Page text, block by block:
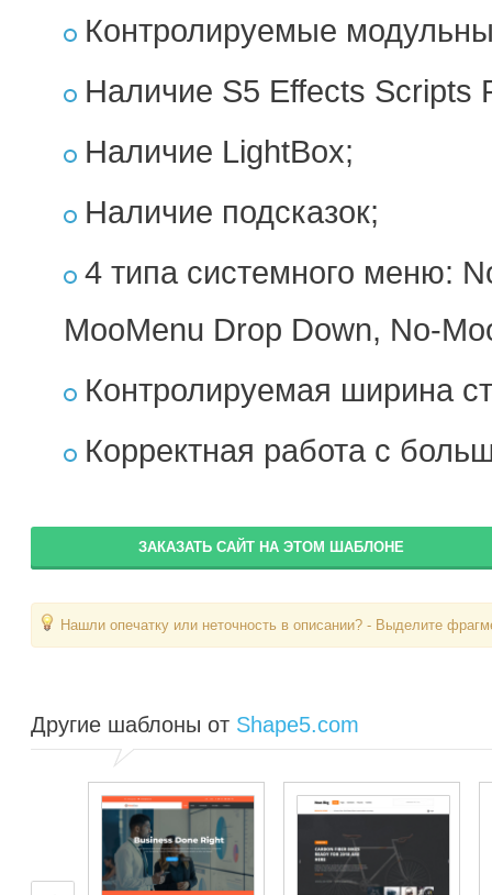
Контролируемые
Наличие S5 Effects Scripts
Наличие LightBox;
Наличие подсказок;
4 типа системного меню:
MooMenu Drop Down, No-
Контролируемая ширина
Корректная работа с
ЗАКАЗАТЬ САЙТ НА ЭТОМ ШАБЛОНЕ
Нашли опечатку или неточность в описании? - Выделите
Другие шаблоны от Shape5.com